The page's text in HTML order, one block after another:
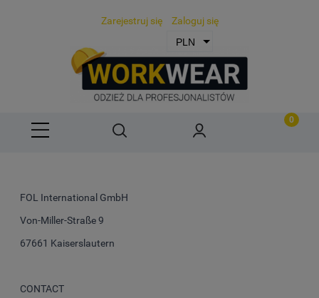
Zarejestruj się Zaloguj się
FOL International GmbH
Von-Miller-Straße 9
67661 Kaiserslautern
CONTACT